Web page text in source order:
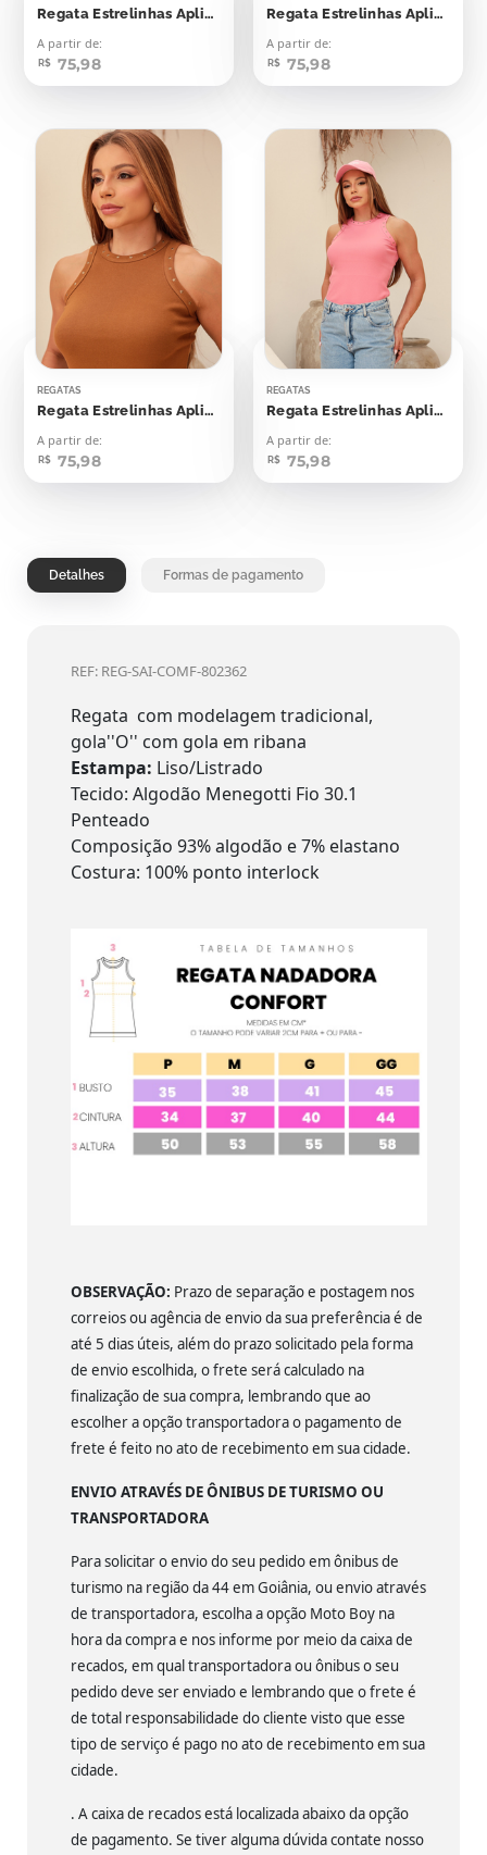
Regata Estrelinhas Aplicação
A partir de:
R$ 75,98
Regata Estrelinhas Aplicação
A partir de:
R$ 75,98
REGATAS
Regata Estrelinhas Aplicação
A partir de:
R$ 75,98
REGATAS
Regata Estrelinhas Aplicação
A partir de:
R$ 75,98
Detalhes Formas de pagamento
REF: REG-SAI-COMF-802362
Regata com modelagem tradicional,
gola''O'' com gola em ribana
Estampa: Liso/Listrado
Tecido: Algodão Menegotti Fio 30.1
Penteado
Composição 93% algodão e 7% elastano
Costura: 100% ponto interlock
OBSERVAÇÃO: Prazo de separação e postagem nos
correios ou agência de envio da sua preferência é de
até 5 dias úteis, além do prazo solicitado pela forma
de envio escolhida, o frete será calculado na
finalização de sua compra, lembrando que ao
escolher a opção transportadora o pagamento de
frete é feito no ato de recebimento em sua cidade.
ENVIO ATRAVÉS DE ÔNIBUS DE TURISMO OU
TRANSPORTADORA
Para solicitar o envio do seu pedido em ônibus de
turismo na região da 44 em Goiânia, ou envio através
de transportadora, escolha a opção Moto Boy na
hora da compra e nos informe por meio da caixa de
recados, em qual transportadora ou ônibus o seu
pedido deve ser enviado e lembrando que o frete é
de total responsabilidade do cliente visto que esse
tipo de serviço é pago no ato de recebimento em sua
cidade.
. A caixa de recados está localizada abaixo da opção
de pagamento. Se tiver alguma dúvida contate nosso